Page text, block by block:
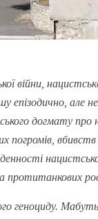
війни,
епізодично, але
догмату про
погромів,
протитанкових
геноциду.